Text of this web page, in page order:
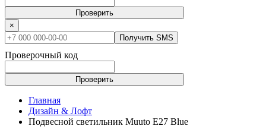
Проверить
×
Получить SMS
Проверочный код
Проверить
Главная
Дизайн & Лофт
Подвесной светильник Muuto E27 Blue